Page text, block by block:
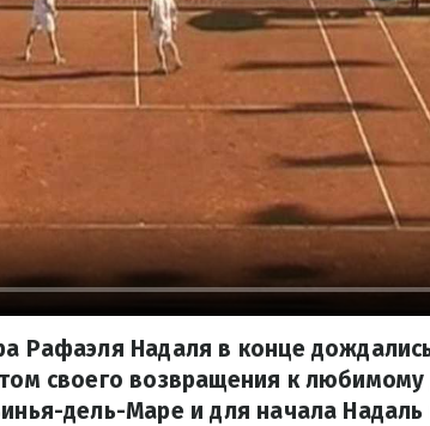
Рафаэля Надаля в конце
своего возвращения к любимому
дель-Маре и для начала